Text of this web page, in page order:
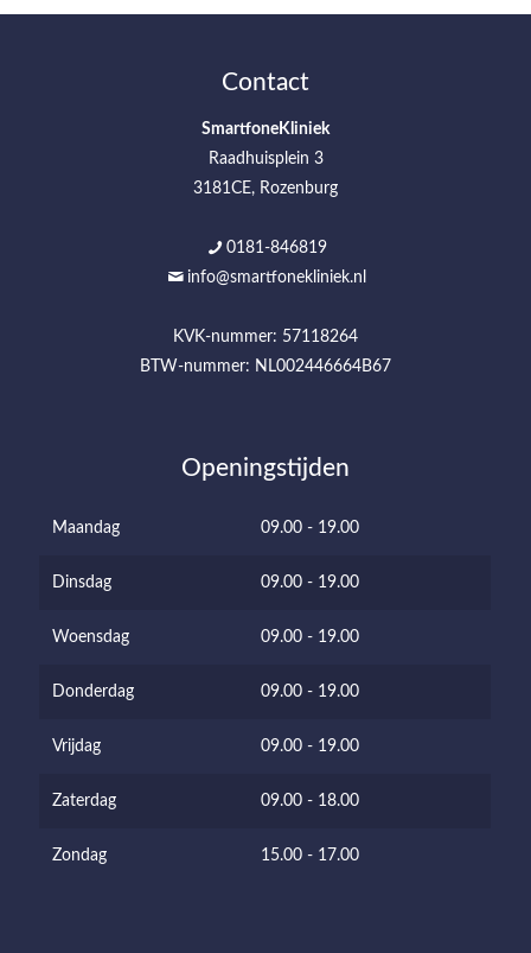
Contact
SmartfoneKliniek
Raadhuisplein 3
3181CE, Rozenburg
0181-846819
info@smartfonekliniek.nl
KVK-nummer: 57118264
BTW-nummer: NL002446664B67
Openingstijden
Maandag 09.00 - 19.00
Dinsdag 09.00 - 19.00
Woensdag 09.00 - 19.00
Donderdag 09.00 - 19.00
Vrijdag 09.00 - 19.00
Zaterdag 09.00 - 18.00
Zondag 15.00 - 17.00